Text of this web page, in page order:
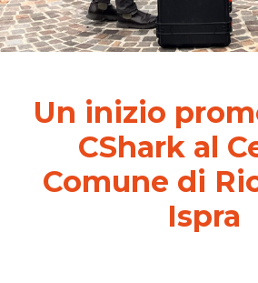
Un inizio
CShark al
Comune di
Ispra